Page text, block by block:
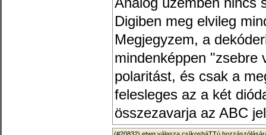
Digiben meg elvileg
Megjegyzem, a
mindenképpen "zsebre
polaritást, és csak a
felesleges az a két
összezavarja az ABC